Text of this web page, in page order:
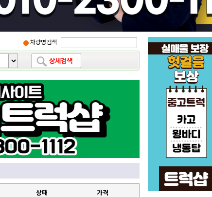
차량명검색
상태 가격